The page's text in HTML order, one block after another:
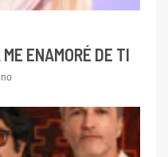
ENAMORÉ DE TI